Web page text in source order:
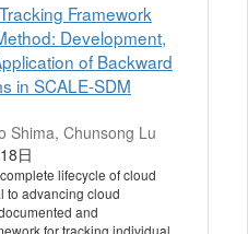
Framework
Development,
of Backward
in SCALE-SDM
Shima, Chunsong Lu
日
lifecycle of cloud
to advancing cloud
and